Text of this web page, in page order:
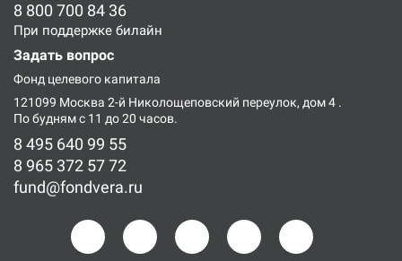
8 800 700 84 36
При поддержке билайн
Задать вопрос
Фонд целевого капитала
121099 Москва 2-й Николощеповский переулок, дом 4 .
По будням с 11 до 20 часов.
8 495 640 99 55
8 965 372 57 72
fund@fondvera.ru